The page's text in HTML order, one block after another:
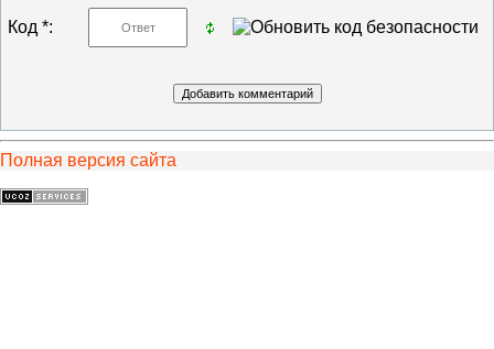
Код *:
Полная версия сайта